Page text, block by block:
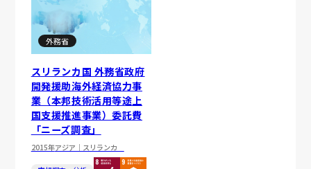
外務省
スリランカ国 外務省政府
開発援助海外経済協力事
業（本邦技術活用等途上
国支援推進事業）委託費
「ニーズ調査」
2015年アジア｜スリランカ